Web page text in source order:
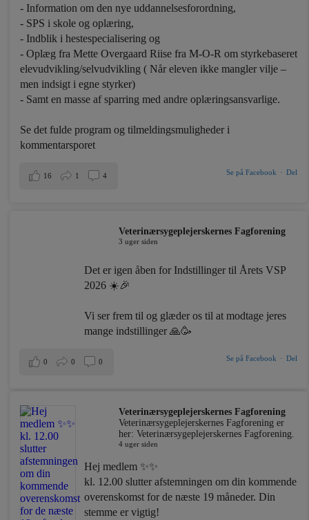
- Information om den nye uddannelsesforordning,
- SPS i skole og oplæring,
- Indblik i hestespecialisering og
- Oplæg fra Mette Overgaard Riise fra M-O-R om styrkebaseret
elevudvikling/selvudvikling ( Når eleven ikke mangler vilje –
men indsigt i egne styrker)
- Samt en masse af sparring med andre oplæringsansvarlige.
Se det fulde program og tilmeldingsmuligheder i
kommentarsporet
Se på Facebook · Del
16 1 4
Veterinærsygeplejerskernes Fagforening
3 uger siden
Det er igen åben for Indstillinger til Årets VSP
2026 ☀️🎉
Vi ser frem til og glæder os til at modtage jeres
mange indstillinger 🙏🥳
Se på Facebook · Del
0 0 0
Veterinærsygeplejerskernes Fagforening
Veterinærsygeplejerskernes Fagforening er
her: Veterinærsygeplejerskernes Fagforening.
4 uger siden
Hej medlem ✨✨
kl. 12.00 slutter afstemningen om din kommende
overenskomst for de næste 19 måneder. Din
stemme er vigtig!